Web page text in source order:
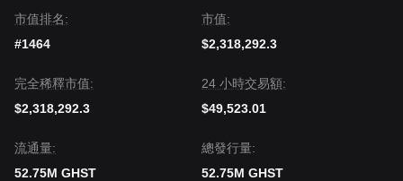
市值排名:
#1464
市值:
$2,318,292.3
完全稀釋市值:
$2,318,292.3
24 小時交易額:
$49,523.01
流通量:
52.75M GHST
總發行量:
52.75M GHST